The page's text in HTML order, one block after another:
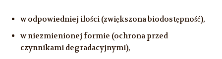
w odpowiedniej ilości (zwiększona biodostępność),
w niezmienionej formie (ochrona przed
czynnikami degradacyjnymi),